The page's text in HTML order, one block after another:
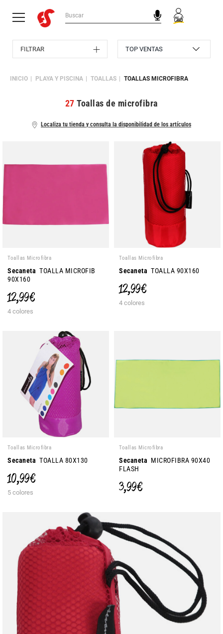
INICIO PLAYA Y PISCINA TOALLAS TOALLAS MICROFIBRA
Localiza tu tienda y consulta la disponibilidad de los artículos
27 Toallas de microfibra
Toallas Microfibra
Secaneta TOALLA MICROFIB
90X160
12,99 €
4 colores
Toallas Microfibra
Secaneta TOALLA 90X160
12,99 €
4 colores
Toallas Microfibra
Secaneta TOALLA 80X130
10,99 €
5 colores
Toallas Microfibra
Secaneta MICROFIBRA 90X40
FLASH
3,99 €
FILTRAR